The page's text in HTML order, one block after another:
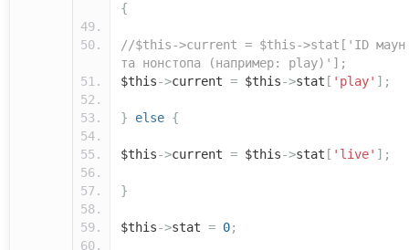
{
//$this->current = $this->stat['ID маун
та нонстопа (например: play)'];
$this->current = $this->stat [ 'play' ];
} else {
$this->current = $this->stat [ 'live' ];
}
$this->stat = 0;